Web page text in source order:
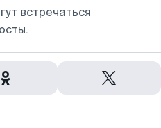
встречаться